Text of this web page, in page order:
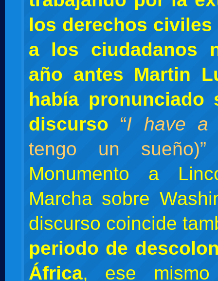
los derechos
a los ciudadanos
año antes Martin
había pronunciado
discurso “I have a
tengo un
Monumento a
Marcha sobre
discurso coincide
periodo de
África, ese